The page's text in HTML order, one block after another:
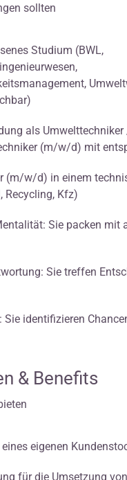
sollten
Studium (BWL,
als
(m/w/d) mit
(m/w/d) in einem
Recycling, Kfz)
Sie packen mit
Sie treffen
Sie identifizieren
& Benefits
eigenen
für die Umsetzung von